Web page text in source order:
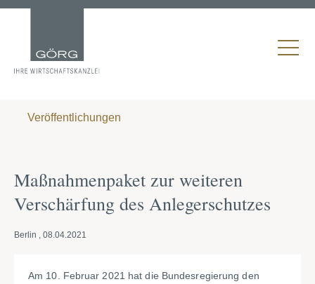
Veröffentlichungen
Maßnahmenpaket zur weiteren
Verschärfung des Anlegerschutzes
Berlin , 08.04.2021
Am 10. Februar 2021 hat die Bundesregierung den